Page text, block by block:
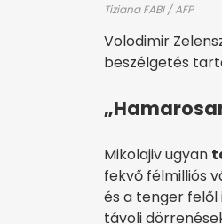
Tiziana FABI / AFP
Volodimir
beszélgetés
Mikolajiv ugyan
fekvő félmilliós
és a tenger felől
távoli